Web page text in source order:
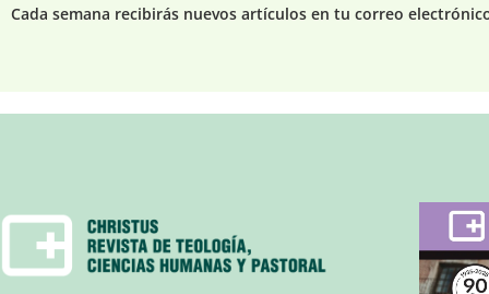
Cada semana recibirás nuevos artículos en tu correo